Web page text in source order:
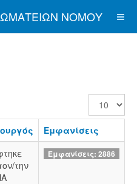
ΝΟΜΟΎ
Εμφάνιση
#
Εμφανίσεις
την
Εμφανίσεις: 2886